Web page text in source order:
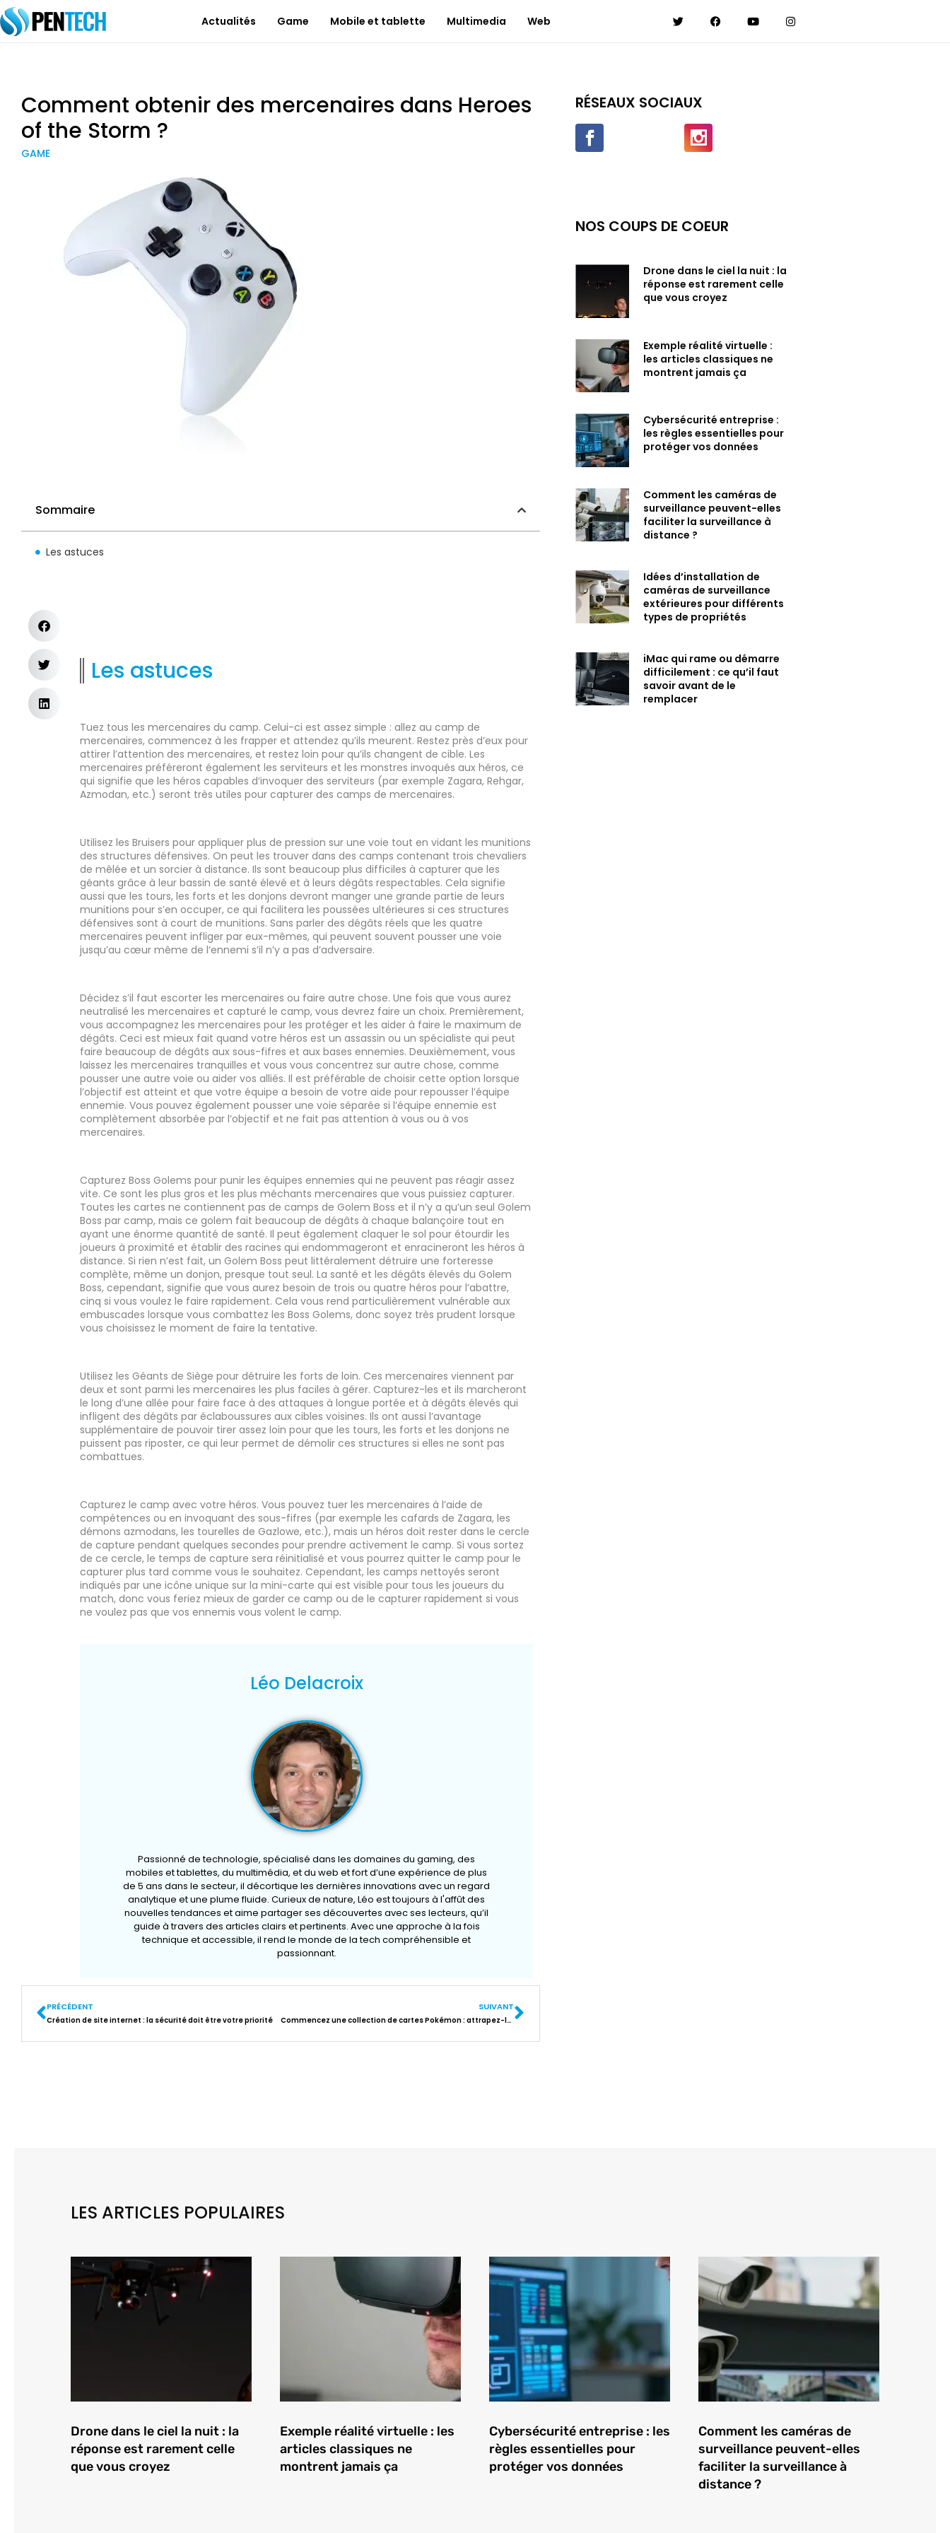
Actualités Game Mobile et tablette Multimedia Web
Comment obtenir des mercenaires dans Heroes
of the Storm ?
GAME
Sommaire
Les astuces
Les astuces
Tuez tous les mercenaires du camp. Celui-ci est assez simple : allez au camp de
mercenaires, commencez à les frapper et attendez qu’ils meurent. Restez près d’eux pour
attirer l’attention des mercenaires, et restez loin pour qu’ils changent de cible. Les
mercenaires préféreront également les serviteurs et les monstres invoqués aux héros, ce
qui signifie que les héros capables d’invoquer des serviteurs (par exemple Zagara, Rehgar,
Azmodan, etc.) seront très utiles pour capturer des camps de mercenaires.
Utilisez les Bruisers pour appliquer plus de pression sur une voie tout en vidant les munitions
des structures défensives. On peut les trouver dans des camps contenant trois chevaliers
de mêlée et un sorcier à distance. Ils sont beaucoup plus difficiles à capturer que les
géants grâce à leur bassin de santé élevé et à leurs dégâts respectables. Cela signifie
aussi que les tours, les forts et les donjons devront manger une grande partie de leurs
munitions pour s’en occuper, ce qui facilitera les poussées ultérieures si ces structures
défensives sont à court de munitions. Sans parler des dégâts réels que les quatre
mercenaires peuvent infliger par eux-mêmes, qui peuvent souvent pousser une voie
jusqu’au cœur même de l’ennemi s’il n’y a pas d’adversaire.
Décidez s’il faut escorter les mercenaires ou faire autre chose. Une fois que vous aurez
neutralisé les mercenaires et capturé le camp, vous devrez faire un choix. Premièrement,
vous accompagnez les mercenaires pour les protéger et les aider à faire le maximum de
dégâts. Ceci est mieux fait quand votre héros est un assassin ou un spécialiste qui peut
faire beaucoup de dégâts aux sous-fifres et aux bases ennemies. Deuxièmement, vous
laissez les mercenaires tranquilles et vous vous concentrez sur autre chose, comme
pousser une autre voie ou aider vos alliés. Il est préférable de choisir cette option lorsque
l’objectif est atteint et que votre équipe a besoin de votre aide pour repousser l’équipe
ennemie. Vous pouvez également pousser une voie séparée si l’équipe ennemie est
complètement absorbée par l’objectif et ne fait pas attention à vous ou à vos
mercenaires.
Capturez Boss Golems pour punir les équipes ennemies qui ne peuvent pas réagir assez
vite. Ce sont les plus gros et les plus méchants mercenaires que vous puissiez capturer.
Toutes les cartes ne contiennent pas de camps de Golem Boss et il n’y a qu’un seul Golem
Boss par camp, mais ce golem fait beaucoup de dégâts à chaque balançoire tout en
ayant une énorme quantité de santé. Il peut également claquer le sol pour étourdir les
joueurs à proximité et établir des racines qui endommageront et enracineront les héros à
distance. Si rien n’est fait, un Golem Boss peut littéralement détruire une forteresse
complète, même un donjon, presque tout seul. La santé et les dégâts élevés du Golem
Boss, cependant, signifie que vous aurez besoin de trois ou quatre héros pour l’abattre,
cinq si vous voulez le faire rapidement. Cela vous rend particulièrement vulnérable aux
embuscades lorsque vous combattez les Boss Golems, donc soyez très prudent lorsque
vous choisissez le moment de faire la tentative.
Utilisez les Géants de Siège pour détruire les forts de loin. Ces mercenaires viennent par
deux et sont parmi les mercenaires les plus faciles à gérer. Capturez-les et ils marcheront
le long d’une allée pour faire face à des attaques à longue portée et à dégâts élevés qui
infligent des dégâts par éclaboussures aux cibles voisines. Ils ont aussi l’avantage
supplémentaire de pouvoir tirer assez loin pour que les tours, les forts et les donjons ne
puissent pas riposter, ce qui leur permet de démolir ces structures si elles ne sont pas
combattues.
Capturez le camp avec votre héros. Vous pouvez tuer les mercenaires à l’aide de
compétences ou en invoquant des sous-fifres (par exemple les cafards de Zagara, les
démons azmodans, les tourelles de Gazlowe, etc.), mais un héros doit rester dans le cercle
de capture pendant quelques secondes pour prendre activement le camp. Si vous sortez
de ce cercle, le temps de capture sera réinitialisé et vous pourrez quitter le camp pour le
capturer plus tard comme vous le souhaitez. Cependant, les camps nettoyés seront
indiqués par une icône unique sur la mini-carte qui est visible pour tous les joueurs du
match, donc vous feriez mieux de garder ce camp ou de le capturer rapidement si vous
ne voulez pas que vos ennemis vous volent le camp.
Léo Delacroix
Passionné de technologie, spécialisé dans les domaines du gaming, des
mobiles et tablettes, du multimédia, et du web et fort d’une expérience de plus
de 5 ans dans le secteur, il décortique les dernières innovations avec un regard
analytique et une plume fluide. Curieux de nature, Léo est toujours à l'affût des
nouvelles tendances et aime partager ses découvertes avec ses lecteurs, qu’il
guide à travers des articles clairs et pertinents. Avec une approche à la fois
technique et accessible, il rend le monde de la tech compréhensible et
passionnant.
PRÉCÉDENT
Création de site internet : la sécurité doit être votre priorité
SUIVANT
Commencez une collection de cartes Pokémon : attrapez-les toutes !
RÉSEAUX SOCIAUX
NOS COUPS DE COEUR
Drone dans le ciel la nuit : la
réponse est rarement celle
que vous croyez
Exemple réalité virtuelle :
les articles classiques ne
montrent jamais ça
Cybersécurité entreprise :
les règles essentielles pour
protéger vos données
Comment les caméras de
surveillance peuvent-elles
faciliter la surveillance à
distance ?
Idées d’installation de
caméras de surveillance
extérieures pour différents
types de propriétés
iMac qui rame ou démarre
difficilement : ce qu’il faut
savoir avant de le
remplacer
LES ARTICLES POPULAIRES
Drone dans le ciel la nuit : la
réponse est rarement celle
que vous croyez
Exemple réalité virtuelle : les
articles classiques ne
montrent jamais ça
Cybersécurité entreprise : les
règles essentielles pour
protéger vos données
Comment les caméras de
surveillance peuvent-elles
faciliter la surveillance à
distance ?